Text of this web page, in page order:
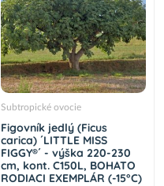
Subtropické ovocie
Figovník jedlý (Ficus
carica) ´LITTLE MISS
FIGGY®´ - výška 220-230
cm, kont. C150L, BOHATO
RODIACI EXEMPLÁR (-15°C)